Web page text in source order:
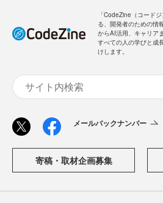
「CodeZine（コード
る、開発者のための情
からAI活用、キャリア
すべての人の学びと成
けします。
メールバックナンバー
寄稿・取材企画募集